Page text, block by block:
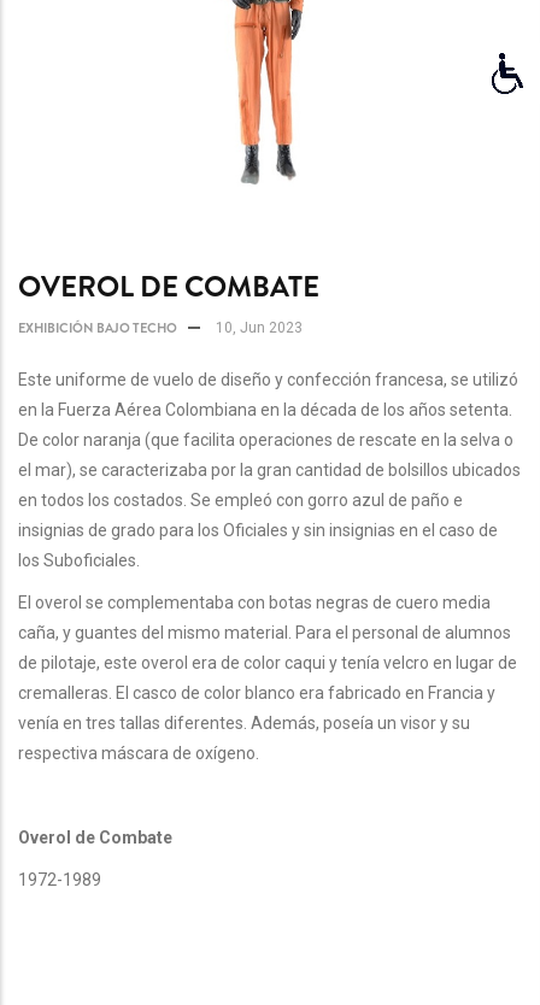
OVEROL DE COMBATE
EXHIBICIÓN BAJO TECHO 10, Jun 2023
Este uniforme de vuelo de diseño y confección francesa, se utilizó
en la Fuerza Aérea Colombiana en la década de los años setenta.
De color naranja (que facilita operaciones de rescate en la selva o
el mar), se caracterizaba por la gran cantidad de bolsillos ubicados
en todos los costados. Se empleó con gorro azul de paño e
insignias de grado para los Oficiales y sin insignias en el caso de
los Suboficiales.
El overol se complementaba con botas negras de cuero media
caña, y guantes del mismo material. Para el personal de alumnos
de pilotaje, este overol era de color caqui y tenía velcro en lugar de
cremalleras. El casco de color blanco era fabricado en Francia y
venía en tres tallas diferentes. Además, poseía un visor y su
respectiva máscara de oxígeno.
Overol de Combate
1972-1989